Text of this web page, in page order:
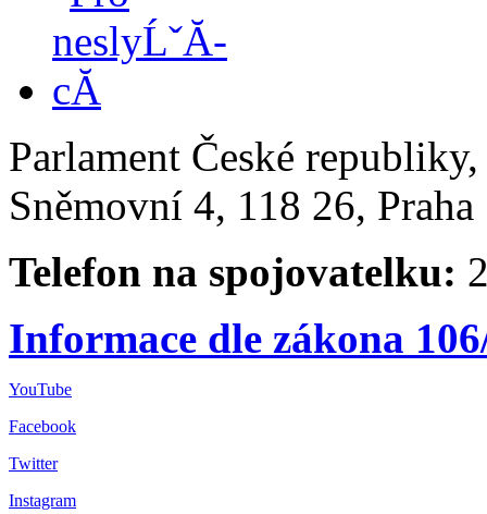
Parlament České
Sněmovní 4, 118 26,
Telefon na spojovatelku:
Informace dle zákona
YouTube
Facebook
Twitter
Instagram